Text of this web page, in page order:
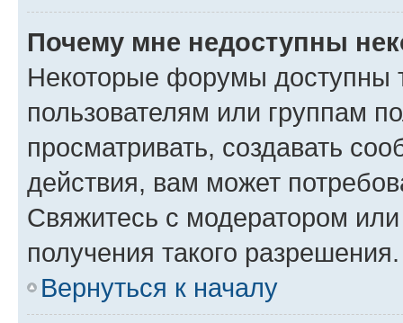
Почему мне недоступны
Некоторые форумы доступны
пользователям или группам
просматривать, создавать
действия, вам может
Свяжитесь с модератором
получения такого разрешения.
Вернуться к началу